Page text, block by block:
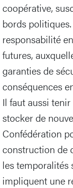
coopérative,
bords politiques.
responsabilité
futures,
garanties de
conséquences
Il faut aussi
stocker de
Confédération
construction de
les temporalités
impliquent une